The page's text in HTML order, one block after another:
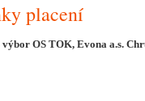
placení
OS TOK, Evona a.s.